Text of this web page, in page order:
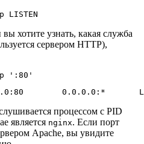
хотите узнать, какая служба
сервером HTTP),
':80'
0.0.0.0:*
процессом с PID
является nginx. Если порт
Apache, вы увидите